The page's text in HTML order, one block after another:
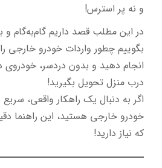
و نه پر استرس!
در این مطلب قصد داریم گام‌به‌گام و
بگوییم چطور واردات خودرو خارجی
انجام دهید و بدون دردسر،
درب منزل تحویل بگیرید!
اگر به دنبال یک راهکار واقعی،
خودرو خارجی هستید، این راهنما
که نیاز دارید!